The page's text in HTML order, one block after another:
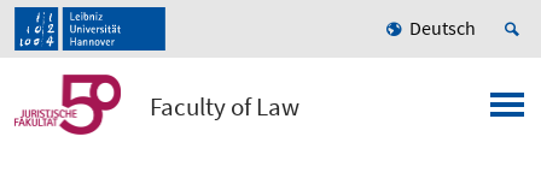
Deutsch
Faculty of Law